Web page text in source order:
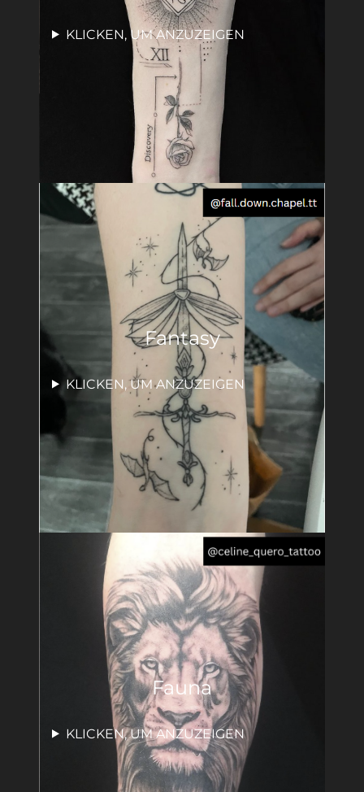
KLICKEN, UM ANZUZEIGEN
Fantasy
KLICKEN, UM ANZUZEIGEN
Fauna
KLICKEN, UM ANZUZEIGEN